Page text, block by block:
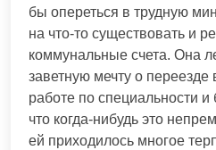
бы опереться в трудную
на что-то существовать и
коммунальные счета. Она
заветную мечту о переезде
работе по специальности
что когда-нибудь это
ей приходилось многое